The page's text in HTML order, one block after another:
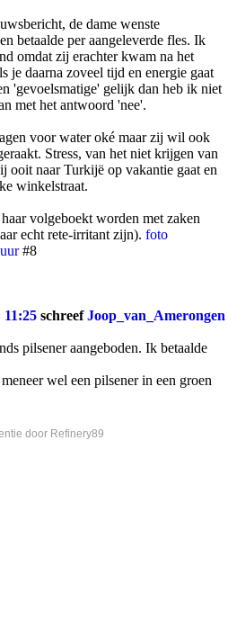
de dame wenste
betaalde per aangeleverde fles. Ik
omdat zij erachter kwam na het
je daarna zoveel tijd en energie gaat
'gevoelsmatige' gelijk dan heb ik niet
met het antwoord 'nee'.
voor water oké maar zij wil ook
Stress, van het niet krijgen van
ooit naar Turkijë op vakantie gaat en
winkelstraat.
volgeboekt worden met zaken
echt rete-irritant zijn). foto
#8
11:25 schreefJoop_van_Amerongen
pilsener aangeboden. Ik betaalde
wel een pilsener in een groen
door Refinery89